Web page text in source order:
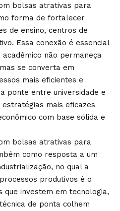
bolsas atrativas para
forma de fortalecer
de ensino, centros de
Essa conexão é essencial
não permaneça
se converta em
mais eficientes e
ponte entre universidade e
mais eficazes
com base sólida e
bolsas atrativas para
como resposta a um
no qual a
produtivos é o
que investem em tecnologia,
de ponta colhem